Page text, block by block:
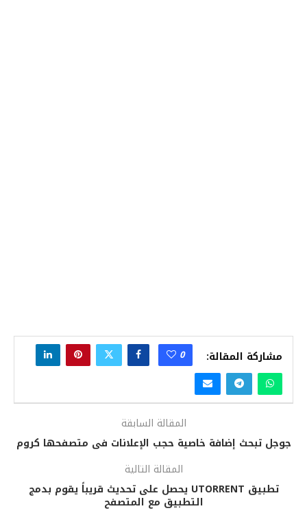
مشاركة المقالة: 0
المقالة السابقة
جوجل تبحث إضافة خاصية حجب الإعلانات فى متصفحها كروم
المقالة التالية
تطبيق UTORRENT يحصل على تحديث قريباً يقوم بدمج
التطبيق مع المتصفح